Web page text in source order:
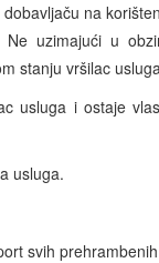
na
uzimajući u
stanju vršilac
usluga i ostaje
usluga.
svih